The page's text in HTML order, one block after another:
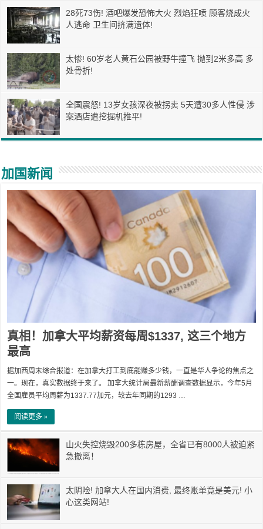
28死73伤! 酒吧爆发恐怖大火 烈焰狂喷 顾客烧成火
人逃命 卫生间挤满遗体!
太惨! 60岁老人黄石公园被野牛撞飞 抛到2米多高 多
处骨折!
全国震怒! 13岁女孩深夜被拐卖 5天遭30多人性侵 涉
案酒店遭挖掘机推平!
加国新闻
真相！加拿大平均薪资每周$1337, 这三个地方
最高
据加西周末综合报道：在加拿大打工到底能赚多少钱，一直是华人争论的焦点之
一。现在，真实数据终于来了。 加拿大统计局最新薪酬调查数据显示，今年5月
全国雇员平均周薪为1337.77加元，较去年同期的1293 …
阅读更多 »
山火失控烧毁200多栋房屋，全省已有8000人被迫紧
急撤离！
太阴险! 加拿大人在国内消费, 最终账单竟是美元! 小
心这类网站!